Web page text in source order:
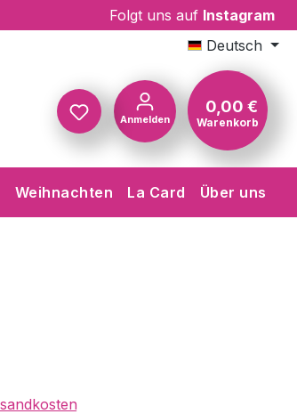
Folgt uns auf Instagram
Deutsch
Anmelden
0,00 €
Warenkorb
Weihnachten La Card Über uns